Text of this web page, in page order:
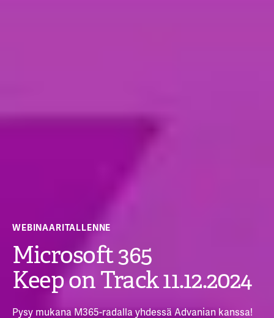
WEBINAARITALLENNE
Microsoft 365
Keep on Track 11.12.2024
Pysy mukana M365-radalla yhdessä Advanian kanssa!